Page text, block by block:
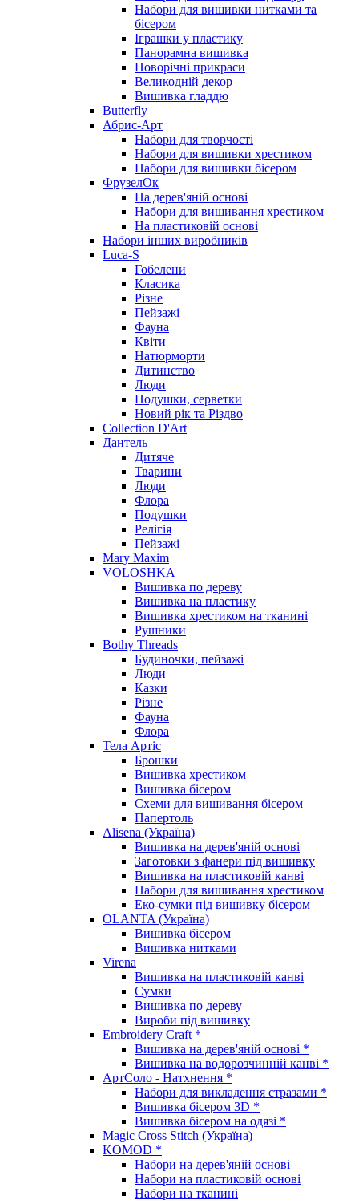
Набори для вишивки нитками та
бісером
Іграшки у пластику
Панорамна вишивка
Новорічні прикраси
Великодній декор
Вишивка гладдю
Butterfly
Абрис-Арт
Набори для творчості
Набори для вишивки хрестиком
Набори для вишивки бісером
ФрузелОк
На дерев'яній основі
Набори для вишивання хрестиком
На пластиковій основі
Набори інших виробників
Luca-S
Гобелени
Класика
Різне
Пейзажі
Фауна
Квіти
Натюрморти
Дитинство
Люди
Подушки, серветки
Новий рік та Різдво
Collection D'Art
Дантель
Дитяче
Тварини
Люди
Флора
Подушки
Релігія
Пейзажі
Mary Maxim
VOLOSHKA
Вишивка по дереву
Вишивка на пластику
Вишивка хрестиком на тканині
Рушники
Bothy Threads
Будиночки, пейзажі
Люди
Казки
Різне
Фауна
Флора
Тела Артіс
Брошки
Вишивка хрестиком
Вишивка бісером
Схеми для вишивання бісером
Папертоль
Alisena (Україна)
Вишивка на дерев'яній основі
Заготовки з фанери під вишивку
Вишивка на пластиковій канві
Набори для вишивання хрестиком
Еко-сумки під вишивку бісером
OLANTA (Україна)
Вишивка бісером
Вишивка нитками
Virena
Вишивка на пластиковій канві
Сумки
Вишивка по дереву
Вироби під вишивку
Embroidery Craft *
Вишивка на дерев'яній основі *
Вишивка на водорозчинній канві *
АртСоло - Натхнення *
Набори для викладення стразами *
Вишивка бісером 3D *
Вишивка бісером на одязі *
Magic Cross Stitch (Україна)
KOMOD *
Набори на дерев'яній основі
Набори на пластиковій основі
Набори на тканині